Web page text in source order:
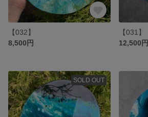
【032】
8,500円
【031】
12,500円
SOLD OUT